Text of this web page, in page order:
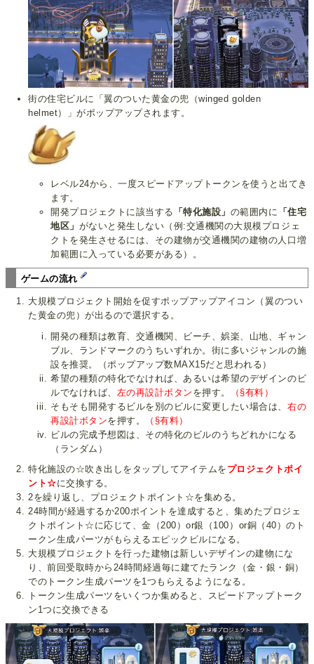
街の住宅ビルに「翼のついた黄金の兜（winged golden
helmet）」がポップアップされます。
レベル24から、一度スピードアップトークンを使うと出てき
ます。
開発プロジェクトに該当する 「特化施設」 の範囲内に 「住宅
地区」 がないと発生しない（例:交通機関の大規模プロジェ
クトを発生させるには、その建物が交通機関の建物の人口増
加範囲に入っている必要がある）。
ゲームの流れ
大規模プロジェクト開始を促すポップアップアイコン（翼のつい
た黄金の兜）が出るので選択する。
開発の種類は教育、交通機関、ビーチ、娯楽、山地、ギャン
ブル、ランドマークのうちいずれか。街に多いジャンルの施
設を推奨。（ポップアップ数MAX15だと思われる）
希望の種類の特化でなければ、あるいは希望のデザインのビ
ルでなければ、 左の再設計ボタン を押す。
（§有料）
そもそも開発するビルを別のビルに変更したい場合は、右の
再設計ボタンを押す。
（§有料）
ビルの完成予想図は、その特化のビルのうちどれかになる
（ランダム）
特化施設の☆吹き出しをタップしてアイテムを プロジェクトポイ
ント☆に交換する。
2を繰り返し、プロジェクトポイント☆を集める。
24時間が経過するか200ポイントを達成すると、集めたプロジェ
クトポイント☆に応じて、金（200）or銀（100）or銅（40）のト
ークン生成パーツがもらえるエピックビルになる。
大規模プロジェクトを行った建物は新しいデザインの建物にな
り、前回受取時から24時間経過毎に建てたランク（金・銀・銅）
でのトークン生成パーツを1つもらえるようになる。
トークン生成パーツをいくつか集めると、スピードアップトーク
ン1つに交換できる